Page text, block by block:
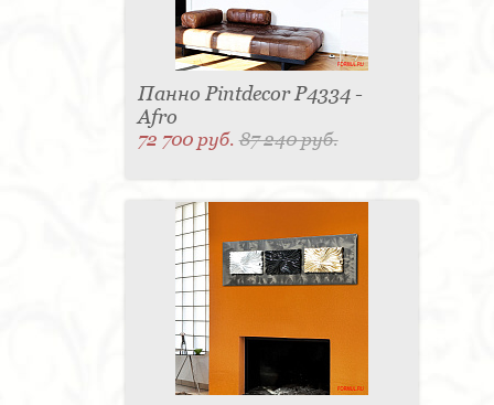
Панно Pintdecor P4334 -
Afro
72 700 руб.87 240 руб.